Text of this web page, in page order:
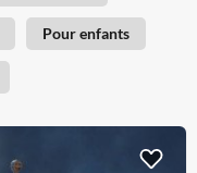
Pour enfants